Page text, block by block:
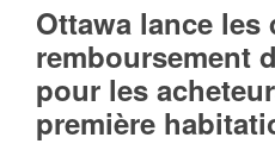
Ottawa lance les
remboursement
pour les
première